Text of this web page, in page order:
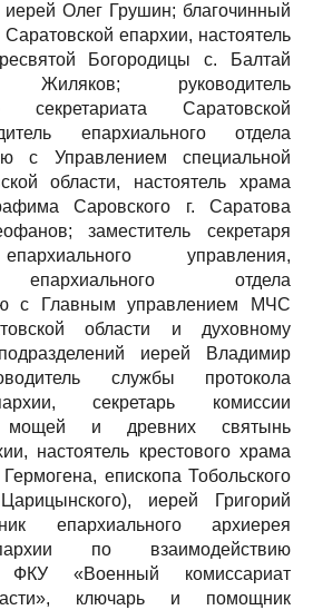
иерей Олег Грушин; благочинный
Саратовской епархии, настоятель
Богородицы с. Балтай
руководитель
секретариата Саратовской
епархиального отдела
с Управлением специальной
области, настоятель храма
Саровского г. Саратова
заместитель секретаря
управления,
епархиального отдела
с Главным управлением МЧС
области и духовному
иерей Владимир
службы протокола
секретарь комиссии
мощей и древних святынь
настоятель крестового храма
епископа Тобольского
иерей Григорий
епархиального архиерея
по взаимодействию
ФКУ «Военный комиссариат
ключарь и помощник